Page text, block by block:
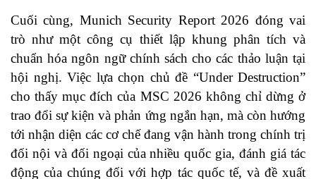
Cuối cùng, Munich Security Report 2026 đóng vai
trò như một công cụ thiết lập khung phân tích và
chuẩn hóa ngôn ngữ chính sách cho các thảo luận tại
hội nghị. Việc lựa chọn chủ đề “Under Destruction”
cho thấy mục đích của MSC 2026 không chỉ dừng ở
trao đổi sự kiện và phản ứng ngắn hạn, mà còn hướng
tới nhận diện các cơ chế đang vận hành trong chính trị
đối nội và đối ngoại của nhiều quốc gia, đánh giá tác
động của chúng đối với hợp tác quốc tế, và đề xuất